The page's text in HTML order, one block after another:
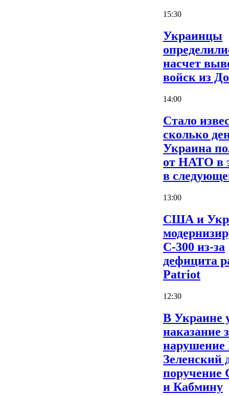
15:30
Украинцы
насчет
войск из
14:00
Стало
сколько
Украина
от НАТО в
в
13:00
США и
С-300 из-за
дефицита
Patriot
12:30
В Украине
наказание
Зеленский
и Кабмину